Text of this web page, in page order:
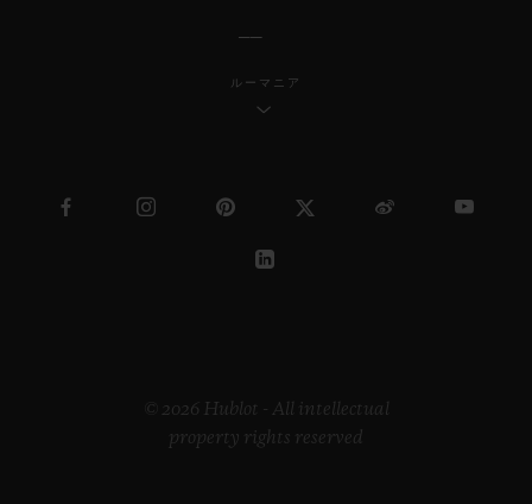
ルーマニア
© 2026 Hublot - All intellectual
property rights reserved